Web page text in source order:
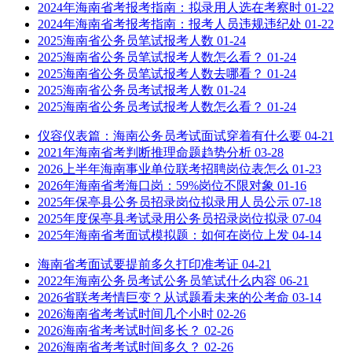
2024年海南省考报考指南：拟录用人选在考察时 01-22
2024年海南省考报考指南：报考人员违规违纪处 01-22
2025海南省公务员笔试报考人数 01-24
2025海南省公务员笔试报考人数怎么看？ 01-24
2025海南省公务员笔试报考人数去哪看？ 01-24
2025海南省公务员考试报考人数 01-24
2025海南省公务员考试报考人数怎么看？ 01-24
仪容仪表篇：海南公务员考试面试穿着有什么要 04-21
2021年海南省考判断推理命题趋势分析 03-28
2026上半年海南事业单位联考招聘岗位表怎么 01-23
2026年海南省考海口岗：59%岗位不限对象 01-16
2025年保亭县公务员招录岗位拟录用人员公示 07-18
2025年度保亭县考试录用公务员招录岗位拟录 07-04
2025年海南省考面试模拟题：如何在岗位上发 04-14
海南省考面试要提前多久打印准考证 04-21
2022年海南公务员考试公务员笔试什么内容 06-21
2026省联考考情巨变？从试题看未来的公考命 03-14
2026海南省考考试时间几个小时 02-26
2026海南省考考试时间多长？ 02-26
2026海南省考考试时间多久？ 02-26